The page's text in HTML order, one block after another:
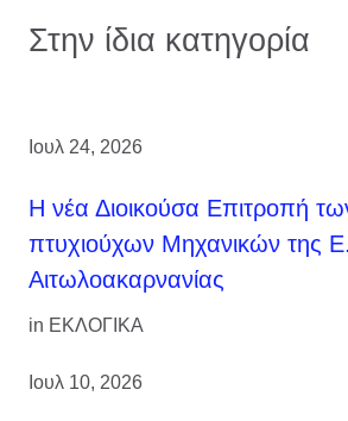
Στην ίδια κατηγορία
Ιουλ 24, 2026
H νέα Διοικούσα Επιτροπή
πτυχιούχων Μηχανικών της
Αιτωλοακαρνανίας
in ΕΚΛΟΓΙΚΑ
Ιουλ 10, 2026